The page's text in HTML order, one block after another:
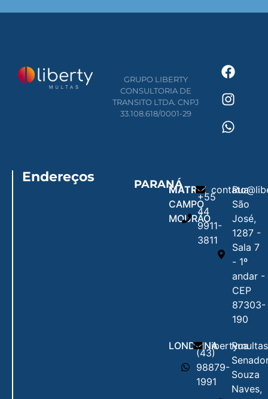
GRUPO LIBERTY
CONSULTORIA DE
TRANSITO LTDA. CNPJ
33.108.618/0001-29
Endereços PARANÁMATRIZ
CAMPO
MOURÃO
+55
44
9911-
3811
Rua
São
José,
1287 -
Sala 7
- 1º
andar -
CEP
87303-
190
LONDRINA
(43)
98879-
1991
Rua
Souza
Naves,